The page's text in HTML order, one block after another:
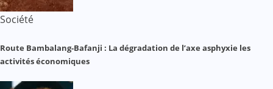
Société
Route Bambalang-Bafanji : La dégradation de l’axe asphyxie les
activités économiques